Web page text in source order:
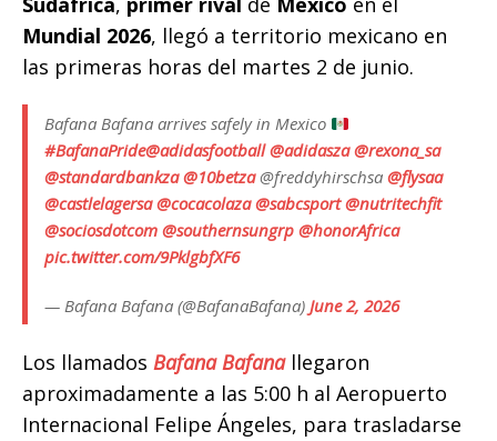
b
o
o
k
r A
p
p
Li
n
k
n
g
e
r
ra
m
ar
ti
Mundial 2026, llegó a territorio mexicano en
las primeras horas del martes 2 de junio.
Bafana Bafana arrives safely in Mexico
#BafanaPride@adidasfootball @adidasza @rexona_sa
@standardbankza @10betza@freddyhirschsa @flysaa
@castlelagersa @cocacolaza @sabcsport @nutritechfit
@sociosdotcom @southernsungrp @honorAfrica
pic.twitter.com/9PklgbfXF6
— Bafana Bafana (@BafanaBafana) June 2, 2026
Los llamados Bafana Bafanallegaron
aproximadamente a las 5:00 h al Aeropuerto
Internacional Felipe Ángeles, para trasladarse